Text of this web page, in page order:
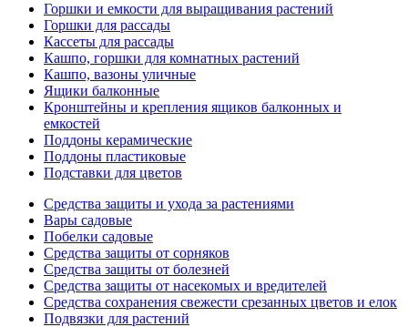
Горшки и емкости для выращивания растений
Горшки для рассады
Кассеты для рассады
Кашпо, горшки для комнатных растений
Кашпо, вазоны уличные
Ящики балконные
Кронштейны и крепления ящиков балконных и
емкостей
Поддоны керамические
Поддоны пластиковые
Подставки для цветов
Средства защиты и ухода за растениями
Вары садовые
Побелки садовые
Средства защиты от сорняков
Средства защиты от болезней
Средства защиты от насекомых и вредителей
Средства сохранения свежести срезанных цветов и елок
Подвязки для растений